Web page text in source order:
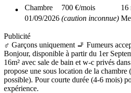
Chambre 700 €/mois 16
01/09/2026 (caution inconnue)
Publicité
♂️ Garçons uniquement 🚬 Fumeurs
Bonjour, disponible à partir du 1er
16m² avec sale de bain et w-c privés
propose une sous location de la chambre
possible). Pour courte durée (4-6 mois)
expérience.